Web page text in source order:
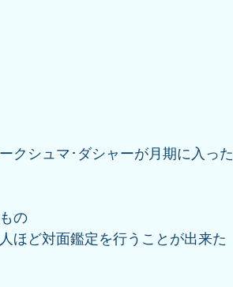
クシュマ･ダシャーが月期に入った
の
ほど対面鑑定を行うことが出来た